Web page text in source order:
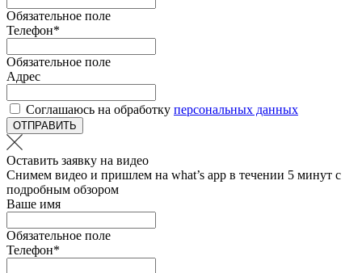
Обязательное поле
Телефон*
Обязательное поле
Адрес
Соглашаюсь на обработку персональных данных
ОТПРАВИТЬ
Оставить заявку на видео
Снимем видео и пришлем на what’s app в течении 5 минут с
подробным обзором
Ваше имя
Обязательное поле
Телефон*